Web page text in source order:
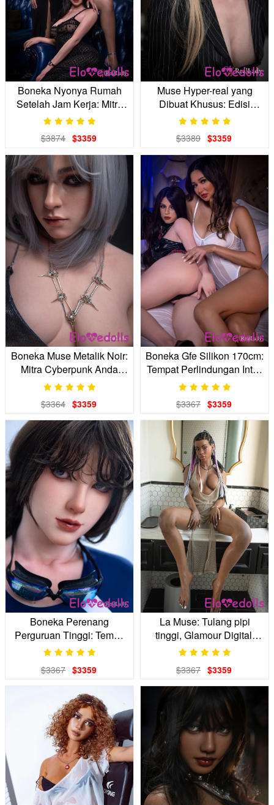
Boneka Nyonya Rumah
Setelah Jam Kerja: Mitra
Penthouse Mewah Anda
$3874 $3359
Muse Hyper-real yang
Dibuat Khusus: Edisi
'Sadar' Jenewa
$3389 $3359
Boneka Muse Metalik Noir:
Mitra Cyberpunk Anda
yang Penuh Misteri
$3364 $3359
Boneka Gfe Silikon 170cm:
Tempat Perlindungan Intim
Anda
$3367 $3359
Boneka Perenang
Perguruan Tinggi: Teman
Atlet Anda yang Fokus
$3367 $3359
La Muse: Tulang pipi
tinggi, Glamour Digital,
Boneka Realistis Anda
$3367 $3359